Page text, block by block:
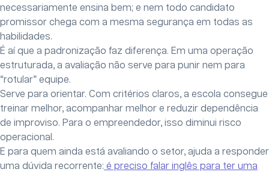
necessariamente ensina bem; e nem todo candidato
promissor chega com a mesma segurança em todas as
habilidades.
É aí que a padronização faz diferença. Em uma operação
estruturada, a avaliação não serve para punir nem para
“rotular” equipe.
Serve para orientar. Com critérios claros, a escola consegue
treinar melhor, acompanhar melhor e reduzir dependência
de improviso. Para o empreendedor, isso diminui risco
operacional.
E para quem ainda está avaliando o setor, ajuda a responder
uma dúvida recorrente: é preciso falar inglês para ter uma